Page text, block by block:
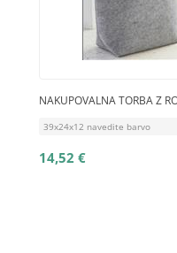
NAKUPOVALNA TORBA Z
39x24x12 navedite barvo
14,52 €